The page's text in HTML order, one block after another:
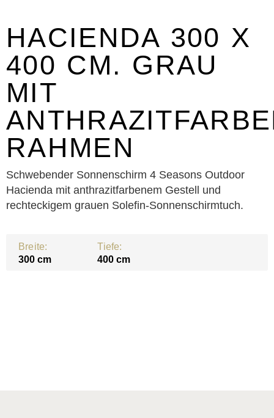
HACIENDA 300 X
400 CM. GRAU
MIT
RAHMEN
Schwebender Sonnenschirm 4 Seasons Outdoor
Hacienda mit anthrazitfarbenem Gestell und
rechteckigem grauen Solefin-Sonnenschirmtuch.
Breite:
300 cm
Tiefe:
400 cm